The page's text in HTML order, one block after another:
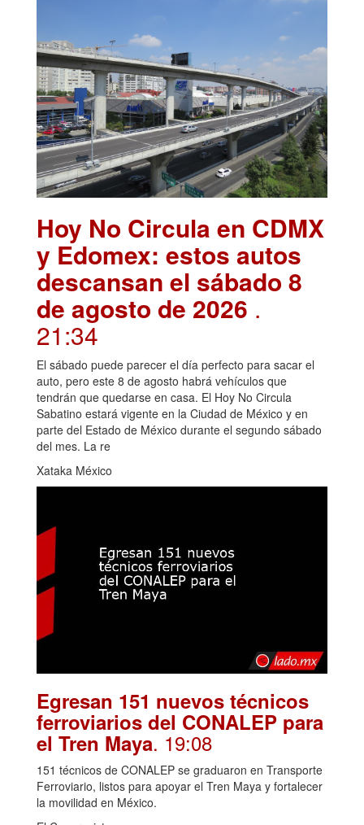
Hoy No Circula en CDMX
y Edomex: estos autos
descansan el sábado 8
de agosto de 2026 .
21:34
El sábado puede parecer el día perfecto para sacar el
auto, pero este 8 de agosto habrá vehículos que
tendrán que quedarse en casa. El Hoy No Circula
Sabatino estará vigente en la Ciudad de México y en
parte del Estado de México durante el segundo sábado
del mes. La re
Xataka México
Egresan 151 nuevos técnicos
ferroviarios del CONALEP para
el Tren Maya. 19:08
151 técnicos de CONALEP se graduaron en Transporte
Ferroviario, listos para apoyar el Tren Maya y fortalecer
la movilidad en México.